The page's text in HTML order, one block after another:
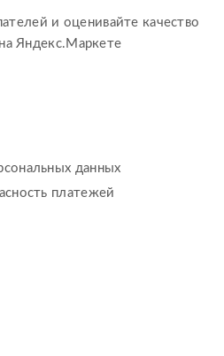
данных
платежей